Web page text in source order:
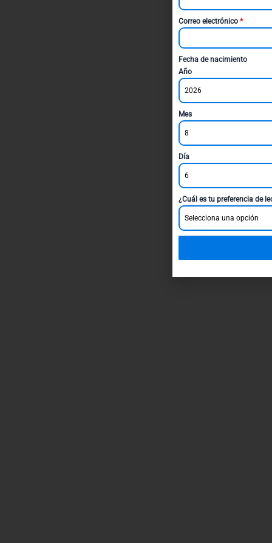
Correo electrónico *
Fecha de nacimiento
Año
2026
Mes
8
Día
6
¿Cuál es tu preferencia de
Selecciona una opción